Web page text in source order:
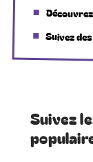
Suivez
Suivez